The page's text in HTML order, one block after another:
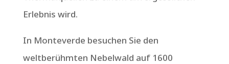
Erlebnis wird.
In Monteverde besuchen Sie den
weltberühmten Nebelwald auf 1600